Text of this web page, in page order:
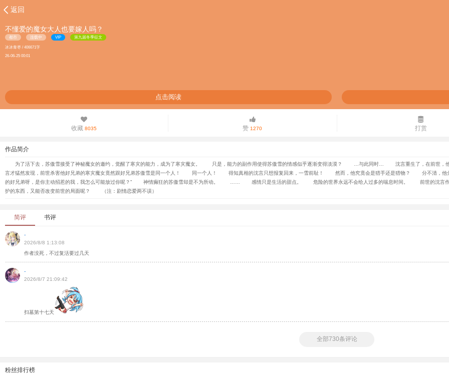
返回
不懂爱的魔女大人也要嫁人吗？
都市 连载中 VIP 第九届冬季征文
冰冰青枣 / 406671字
26-06-25 00:01
点击阅读
收藏 8035 赞 1270 打赏
作品简介
为了活下去，苏傲雪接受了神秘魔女的邀约，觉醒了寒灾的能力，成为了寒灾魔女。 只是，能力的副作用使得苏傲雪的情感似乎逐渐变得淡漠？ …与此同时… 沈言重生了，在前世
言才猛然发现，前世杀害他好兄弟的寒灾魔女竟然跟好兄弟苏傲雪是同一个人！ 同一个人！ 得知真相的沈言只想报复回来，一雪前耻！ 然而，他究竟会是猎手还是猎物？ 分不清，
的好兄弟呀，是你主动招惹的我，我怎么可能放过你呢？” 神情癫狂的苏傲雪却是不为所动。 …… 感情只是生活的甜点。 危险的世界永远不会给人过多的喘息时间。 前世的沈言作为人
护的东西，又能否改变前世的局面呢？ （注：剧情恋爱两不误）
简评 书评
-
2026/8/8 1:13:08
作者没死，不过复活要过几天
-
2026/8/7 21:09:42
扫墓第十七天
全部730条评论
粉丝排行榜